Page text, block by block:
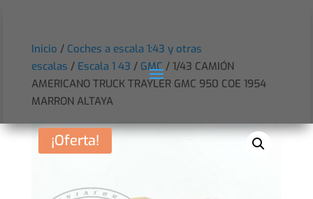
Inicio / Coches a escala 1:43 y otras
escalas / Escala 1 43 / GMC/ 1/43 CAMIÓN
AMERICANO TRUCK TRAYLER GMC 950 COE 1954
MARRON ALTAYA
¡Oferta!